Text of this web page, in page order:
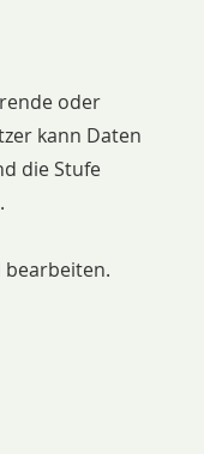
oder
kann Daten
die Stufe
bearbeiten.